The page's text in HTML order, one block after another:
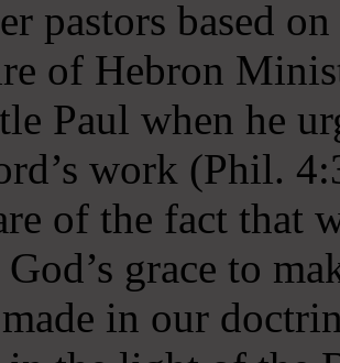
pastors based
of Hebron
Paul when he
work (Phil.
of the fact that
grace to
in our